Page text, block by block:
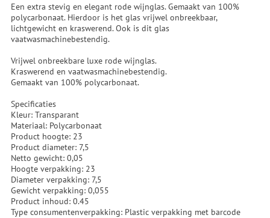
Een extra stevig en elegant rode wijnglas. Gemaakt van 100%
polycarbonaat. Hierdoor is het glas vrijwel onbreekbaar,
lichtgewicht en kraswerend. Ook is dit glas
vaatwasmachinebestendig.
Vrijwel onbreekbare luxe rode wijnglas.
Kraswerend en vaatwasmachinebestendig.
Gemaakt van 100% polycarbonaat.
Specificaties
Kleur: Transparant
Materiaal: Polycarbonaat
Product hoogte: 23
Product diameter: 7,5
Netto gewicht: 0,05
Hoogte verpakking: 23
Diameter verpakking: 7,5
Gewicht verpakking: 0,055
Product inhoud: 0.45
Type consumentenverpakking: Plastic verpakking met barcode